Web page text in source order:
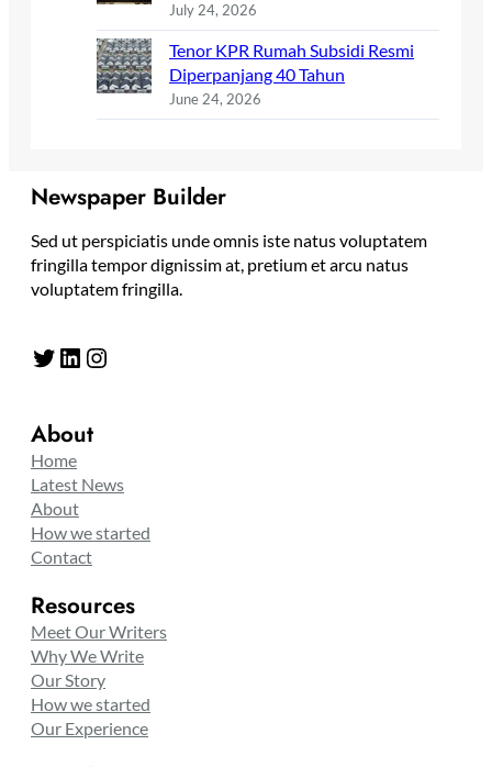
July 24, 2026
Tenor KPR Rumah Subsidi Resmi
Diperpanjang 40 Tahun
June 24, 2026
Newspaper Builder
Sed ut perspiciatis unde omnis iste natus voluptatem
fringilla tempor dignissim at, pretium et arcu natus
voluptatem fringilla.
Twitter LinkedIn Instagram
About
Home
Latest News
About
How we started
Contact
Resources
Meet Our Writers
Why We Write
Our Story
How we started
Our Experience